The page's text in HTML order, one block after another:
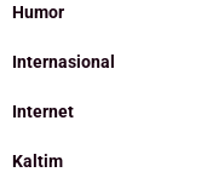
Humor
Internasional
Internet
Kaltim